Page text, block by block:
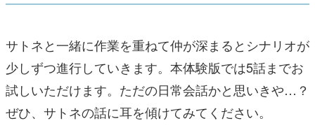
サトネと一緒に作業を重ねて仲が深まるとシナリオが
少しずつ進行していきます。本体験版では5話までお
試しいただけます。ただの日常会話かと思いきや…？
ぜひ、サトネの話に耳を傾けてみてください。